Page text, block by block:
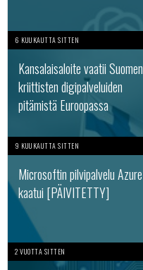
6 KUUKAUTTA SITTEN
Kansalaisaloite vaatii Suomen
kriittisten digipalveluiden
pitämistä Euroopassa
9 KUUKAUTTA SITTEN
Microsoftin pilvipalvelu Azure
kaatui [PÄIVITETTY]
2 VUOTTA SITTEN